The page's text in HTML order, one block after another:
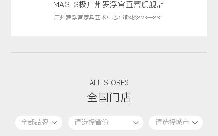
MAG-G极广州罗浮宫直营旗舰店
广州罗浮宫家具艺术中心C馆3楼823一831
A STORES
全国 门 店